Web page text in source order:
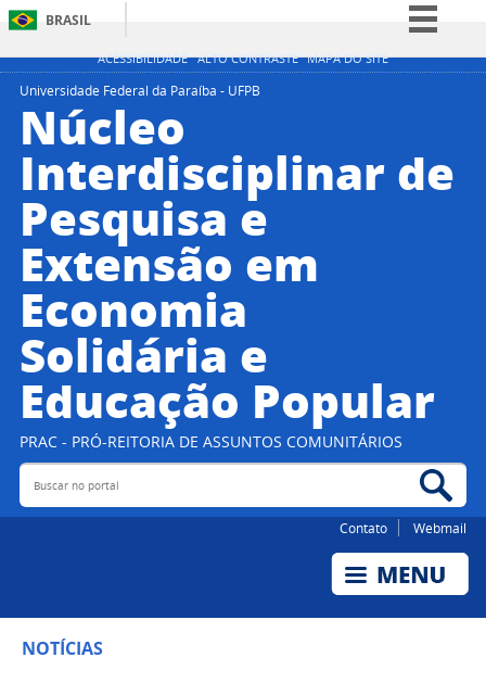
ACESSIBILIDADE ALTO CONTRASTE MAPA DO SITE
BRASIL
Simplifique!
Acesso à informação
Legislação
Universidade Federal da Paraíba - UFPB
Núcleo
Interdisciplinar de
Pesquisa e
Extensão em
Economia
Solidária e
Educação Popular
PRAC - PRÓ-REITORIA DE ASSUNTOS COMUNITÁRIOS
Buscar no portal
Contato Webmail
NOTÍCIAS